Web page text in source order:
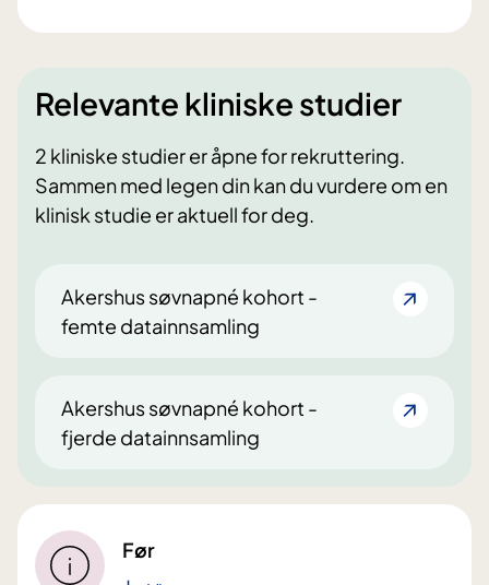
Relevante kliniske studier
2 kliniske studier er åpne for rekruttering.
Sammen med legen din kan du vurdere om en
klinisk studie er aktuell for deg.
Akershus søvnapné kohort -
femte datainnsamling
Akershus søvnapné kohort -
fjerde datainnsamling
Før